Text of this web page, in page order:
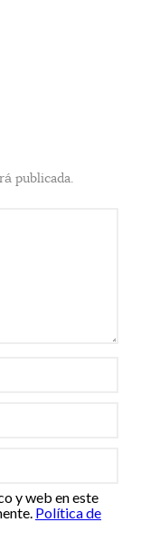
publicada.
y web en este
Política de